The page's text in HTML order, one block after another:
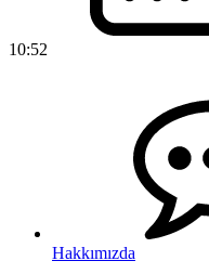
10:52
Hakkımızda